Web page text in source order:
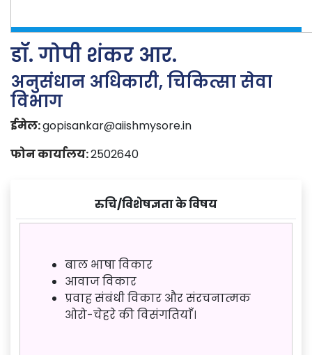
डॉ. गोपी शंकर आर.
अनुसंधान अधिकारी, चिकित्सा सेवा
विभाग
ईमेल:gopisankar@aiishmysore.in
फोन कार्यालय:2502640
रुचि/विशेषज्ञता के विषय
बाल भाषा विकार
आवाज विकार
प्रवाह संबंधी विकार और संरचनात्मक
ओरो-चेहरे की विसंगतियाँ।